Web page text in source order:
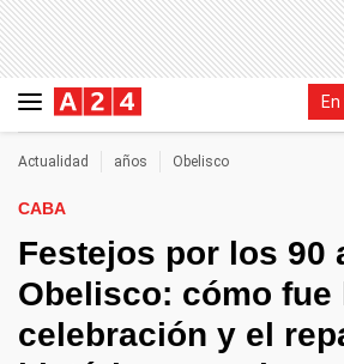
En
Actualidad años Obelisco
CABA
Festejos por los 90
Obelisco: cómo fue
celebración y el